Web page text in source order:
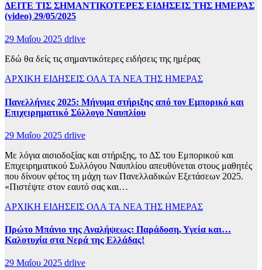
ΔΕΙΤΕ ΤΙΣ ΣΗΜΑΝΤΙΚΟΤΕΡΕΣ ΕΙΔΗΣΕΙΣ ΤΗΣ ΗΜΕΡΑΣ
(video) 29/05/2025
29 Μαΐου 2025 drlive
Εδώ θα δείς τις σημαντικότερες ειδήσεις της ημέρας
ΑΡΧΙΚΗ ΕΙΔΗΣΕΙΣ ΟΛΑ ΤΑ ΝΕΑ ΤΗΣ ΗΜΕΡΑΣ
Πανελλήνιες 2025: Μήνυμα στήριξης από τον Εμπορικό και
Επιχειρηματικό Σύλλογο Ναυπλίου
29 Μαΐου 2025 drlive
Με λόγια αισιοδοξίας και στήριξης, το ΔΣ του Εμπορικού και
Επιχειρηματικού Συλλόγου Ναυπλίου απευθύνεται στους μαθητές
που δίνουν φέτος τη μάχη των Πανελλαδικών Εξετάσεων 2025.
«Πιστέψτε στον εαυτό σας και…
ΑΡΧΙΚΗ ΕΙΔΗΣΕΙΣ ΟΛΑ ΤΑ ΝΕΑ ΤΗΣ ΗΜΕΡΑΣ
Πρώτο Μπάνιο της Αναλήψεως: Παράδοση, Υγεία και…
Καλοτυχία στα Νερά της Ελλάδας!
29 Μαΐου 2025 drlive